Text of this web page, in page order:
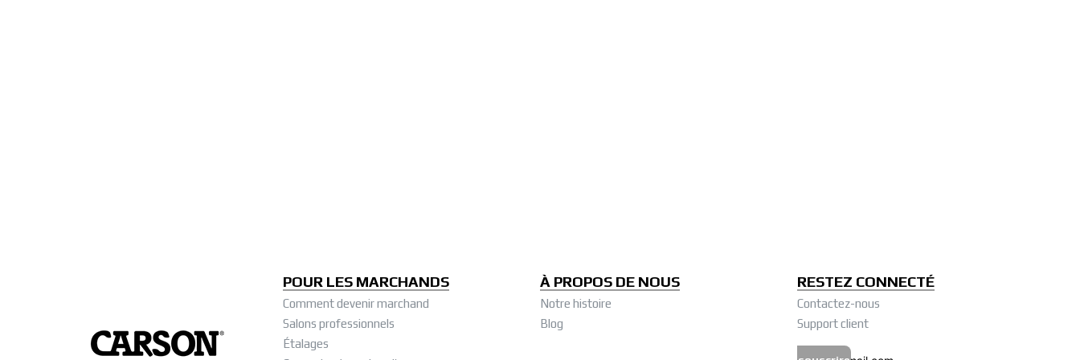
POUR LES MARCHANDS
Comment devenir marchand
Salons professionnels
Étalages
À PROPOS DE NOUS
Notre histoire
Blog
RESTEZ CONNECTÉ
Contactez-nous
Support client